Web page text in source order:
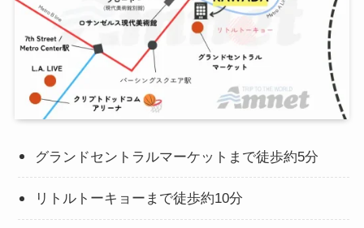
グランドセントラルマーケットまで徒歩約5分
リトルトーキョーまで徒歩約10分